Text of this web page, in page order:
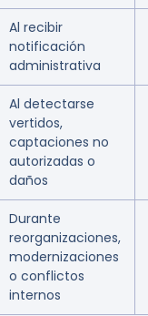
Al recibir
notificación
administrativa
Al detectarse
vertidos,
captaciones no
autorizadas o
daños
Durante
reorganizaciones,
modernizaciones
o conflictos
internos